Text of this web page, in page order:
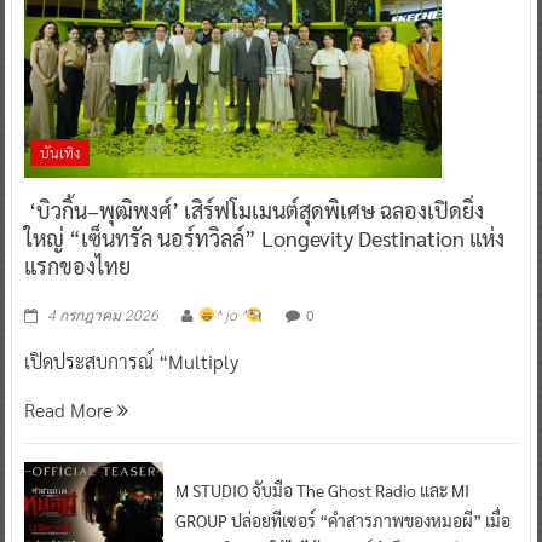
บันเทิง
‘บิวกิ้น–พุฒิพงศ์’ เสิร์ฟโมเมนต์สุดพิเศษ ฉลองเปิดยิ่ง
ใหญ่ “เซ็นทรัล นอร์ทวิลล์” Longevity Destination แห่ง
แรกของไทย
4 กรกฎาคม 2026 ^ jo ^ 0
เปิดประสบการณ์ “Multiply
Read More
M STUDIO จับมือ The Ghost Radio และ MI
GROUP ปล่อยทีเซอร์ “คำสารภาพของหมอผี” เมื่อ